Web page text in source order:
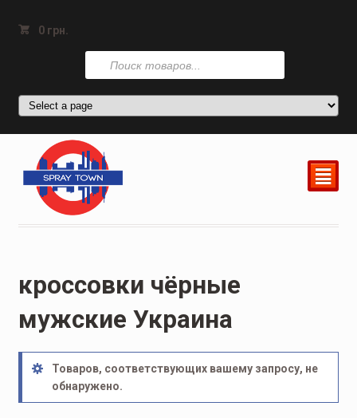
0 грн.
Поиск
товаров
²
кроссовки чёрные
мужские Украина
Товаров, соответствующих вашему запросу, не
обнаружено.